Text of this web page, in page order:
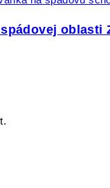
oblasti